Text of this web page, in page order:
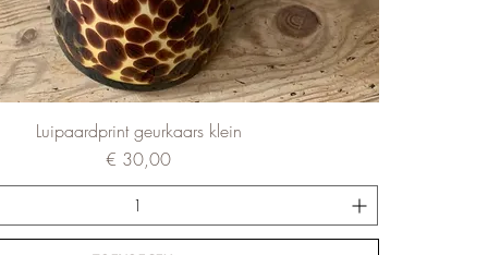
Luipaardprint geurkaars klein
Prijs
€ 30,00